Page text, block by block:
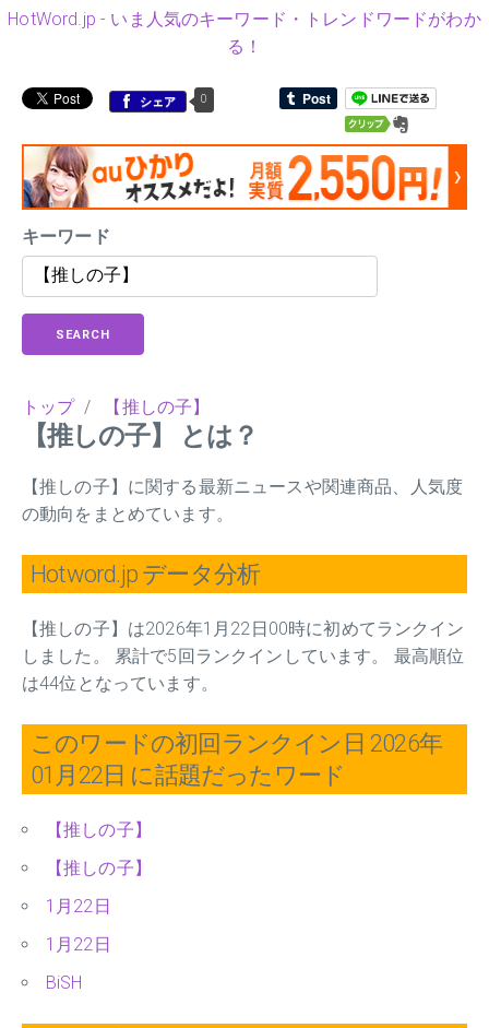
HotWord.jp - いま人気のキーワード・トレンドワードがわか
る！
シェア 0
キーワード
SEARCH
トップ/ 【推しの子】
【推しの子】 とは？
【推しの子】に関する最新ニュースや関連商品、人気度
の動向をまとめています。
Hotword.jp データ分析
【推しの子】は2026年1月22日00時に初めてランクイン
しました。 累計で5回ランクインしています。 最高順位
は44位となっています。
このワードの初回ランクイン日 2026年
01月22日 に話題だったワード
【推しの子】
【推しの子】
1月22日
1月22日
BiSH